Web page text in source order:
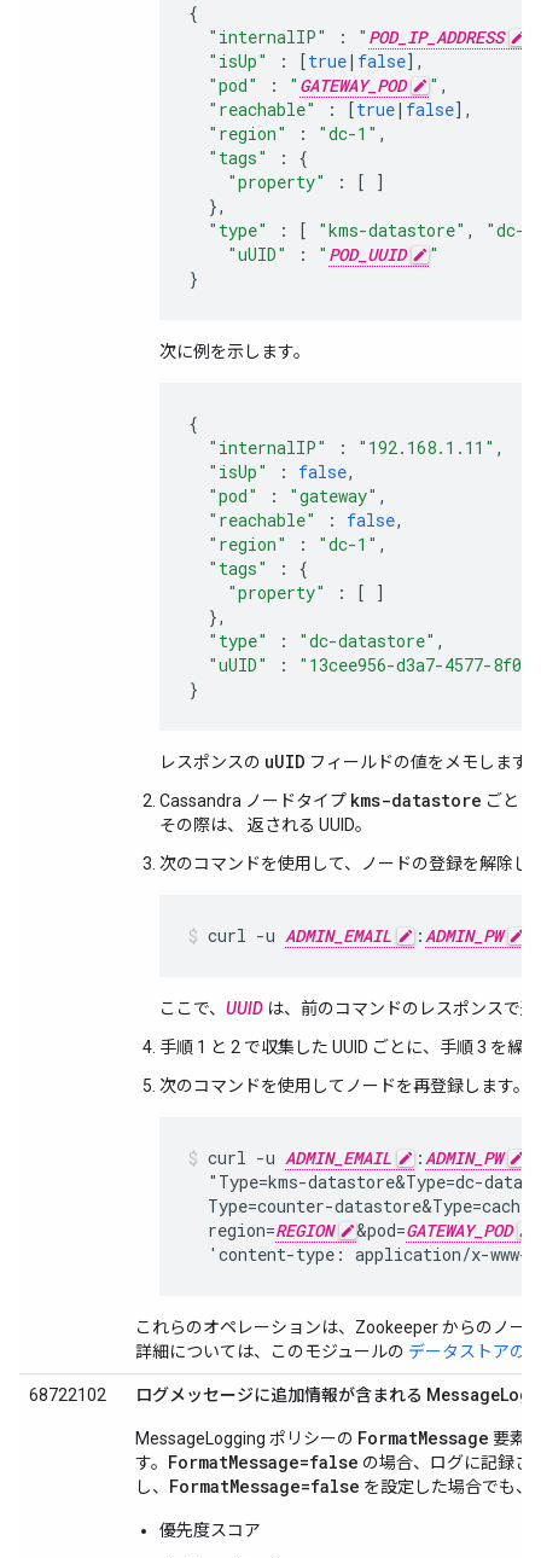
{
"internalIP"
: " POD_IP_ADDRESS
"isUp"
: [true| false],
"pod"
: " GATEWAY_POD " ,
"reachable"
: [true| false],
"region"
: "dc-1" ,
"tags"
:
{
"property"
: [
]
},
"type"
: [ "kms-datastore" ,
"dc-
"uUID"
: " POD_UUID
"
}
次に例を示します。
{
"internalIP"
: "192.168.1.11" ,
"isUp"
: false,
"pod"
: "gateway" ,
"reachable"
: false,
"region"
: "dc-1" ,
"tags"
:
{
"property"
: [
]
},
"type"
: "dc-datastore" ,
"uUID"
:
"13cee956-d3a7-4577-8f0f-
}
レスポンスの uUID フィールドの値をメモします
Cassandra ノードタイプ kms-datastore ごと
その際は、 返される UUID。
次のコマンドを使用して、ノードの登録を解除し
curl -u ADMIN_EMAIL :ADMIN_PW
ここで、 UUID は、前のコマンドのレスポンスで返
手順 1 と 2 で収集した UUID ごとに、手順 3 を繰
次のコマンドを使用してノードを再登録します。
curl -u ADMIN_EMAIL :ADMIN_PW
"Type=kms-datastore&Type=dc-
Type=counter-
  region=
REGION &pod=GATEWAY_POD
'content-type: application/x-www-
これらのオペレーションは、Zookeeper からのノー
詳細については、このモジュールの データストアの
68722102 ログメッセージに追加情報が含まれる
MessageLogging ポリシーの FormatMessage 要素
す。 FormatMessage=false の場合、ログに記録さ
し、 FormatMessage=false を設定した場合でも、
優先度スコア